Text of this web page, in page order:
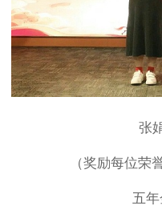
张
（奖励每位荣
五